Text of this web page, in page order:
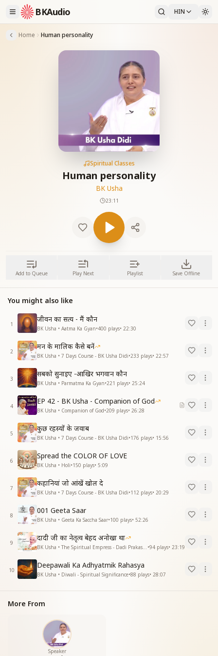
BKAudio HIN
Home Human personality
Spiritual Classes
Human personality
BK Usha
23:11
Add to Queue Play Next Playlist Save Offline
You might also like
1
जीवन का सत्य - मैं कौन
BK Usha • Aatma Ka Gyan•400 plays• 22:30
2
मन के मालिक कैसे बनें
BK Usha • 7 Days Course - BK Usha Didi•233 plays• 22:57
3
सबको सुनाइए -आखिर भगवान कौन
BK Usha • Parmatma Ka Gyan•221 plays• 25:24
4
EP 42 - BK Usha - Companion of God
BK Usha • Companion of God•209 plays• 26:28
5
कुछ रहस्यों के जवाब
BK Usha • 7 Days Course - BK Usha Didi•176 plays• 15:56
6
Spread the COLOR OF LOVE
BK Usha • Holi•150 plays• 5:09
7
कहानियां जो आंखें खोल दे
BK Usha • 7 Days Course - BK Usha Didi•112 plays• 20:29
8
001 Geeta Saar
BK Usha • Geeta Ka Saccha Saar•100 plays• 52:26
9
दादी जी का नेतृत्व बेहद अनोखा था
•94 plays• 23:19
10
Deepawali Ka Adhyatmik Rahasya
BK Usha • Diwali - Spiritual Significance•88 plays• 28:07
More From
Speaker